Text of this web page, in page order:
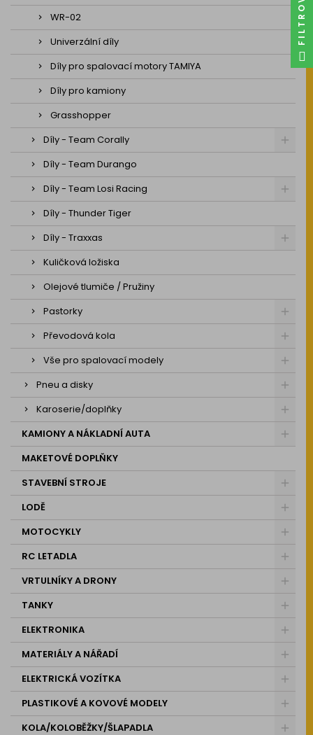
WR-02
Univerzální díly
Díly pro spalovací motory TAMIYA
Díly pro kamiony
Grasshopper
Díly - Team Corally
Díly - Team Durango
Díly - Team Losi Racing
Díly - Thunder Tiger
Díly - Traxxas
Kuličková ložiska
Olejové tlumiče / Pružiny
Pastorky
Převodová kola
Vše pro spalovací modely
Pneu a disky
Karoserie/doplňky
KAMIONY A NÁKLADNÍ AUTA
MAKETOVÉ DOPLŇKY
STAVEBNÍ STROJE
LODĚ
MOTOCYKLY
RC LETADLA
VRTULNÍKY A DRONY
TANKY
ELEKTRONIKA
MATERIÁLY A NÁŘADÍ
ELEKTRICKÁ VOZÍTKA
PLASTIKOVÉ A KOVOVÉ MODELY
KOLA/KOLOBĚŽKY/ŠLAPADLA